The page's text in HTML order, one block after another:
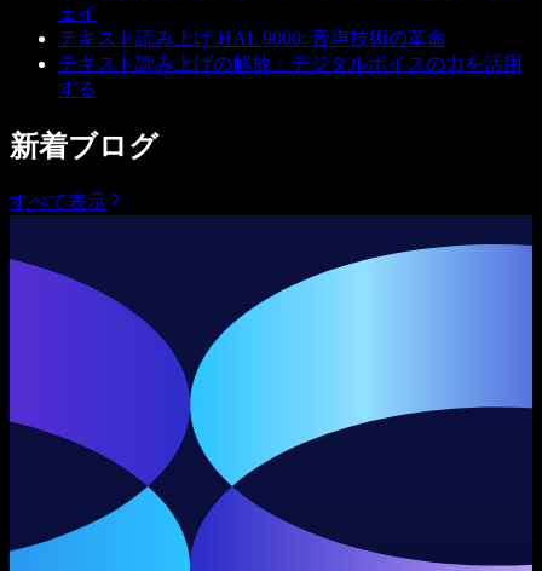
ェイ
テキスト読み上げ HAL 9000: 音声技術の革命
テキスト読み上げの解放：デジタルボイスの力を活用
する
新着ブログ
すべて表示